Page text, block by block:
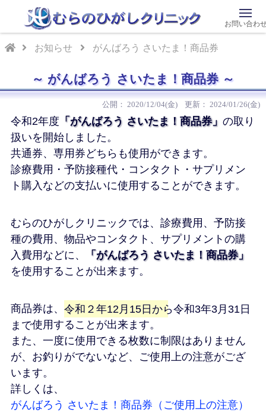
お知らせ がんばろう さいたま！商品券
がんばろう さいたま！商品券
2020/12/04(金) 2024/01/26(金)
令和2年度 「がんばろう さいたま！商品券」 の取り
扱いを開始しました。
共通券、専用券どちらも使用ができます。
診療費用・予防接種代・コンタクト・サプリメン
ト購入などの支払いに使用することができます。
むらのひがしクリニックでは、診療費用、予防接
種の費用、物品やコンタクト、サプリメントの購
入費用などに、
「がんばろう さいたま！商品券」
を使用することが出来ます。
商品券は、 令和２年12月15日から令和3年3月31日
まで使用することが出来ます。
また、一度に使用できる枚数に制限はありません
が、お釣りがでないなど、ご使用上の注意がござ
います。
詳しくは、
がんばろう さいたま！商品券（ご使用上の注意）
お問い合わ